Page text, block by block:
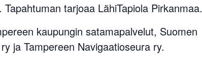
tarjoaa LähiTapiola Pirkanmaa.
kaupungin satamapalvelut, Suomen
ja Tampereen Navigaatioseura ry.